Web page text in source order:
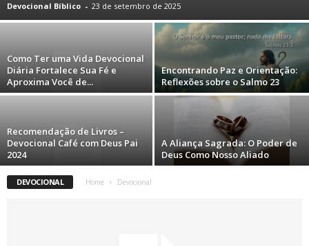
Devocional Bíblico - 23 de setembro de 2025
Como Ter uma Vida Devocional
Diária Fortalece Sua Fé e
Aproxima Você de...
Encontrando Paz e Orientação:
Reflexões sobre o Salmo 23
Recomendação de Livros –
Devocional Café com Deus Pai
2024
A Aliança Sagrada: O Poder de
Deus Como Nosso Aliado
DEVOCIONAL Home Devocional